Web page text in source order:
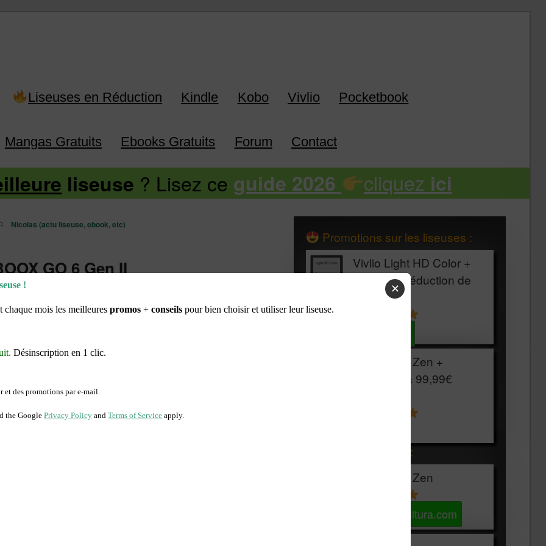
Liseuses en Réduction Kindle Kobo Vivlio Pocketbook
Mangas Gratuits Ebooks Gratuits Forum Contact
liseuse ? Lisez ce guide 2026 cliquez ici
: Nicolas (actu liseuse, ebook, etc)
GO 6 Gen II
le4 août 2026
Promotions sur les liseuses :
Vivlio Light HD Color +
HOUSSE réduction de
Vivlio Light Zen +
HOUSSE à 99,99€
Les accessibles :
Vivlio Light Zen
Voir sur Cultura.com
✕